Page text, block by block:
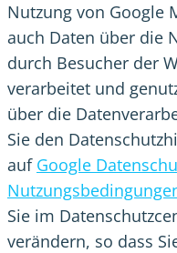
Nutzung von Google
auch Daten über die
durch Besucher der
verarbeitet und
über die
Sie den
auf Google
Sie im
verändern, so dass